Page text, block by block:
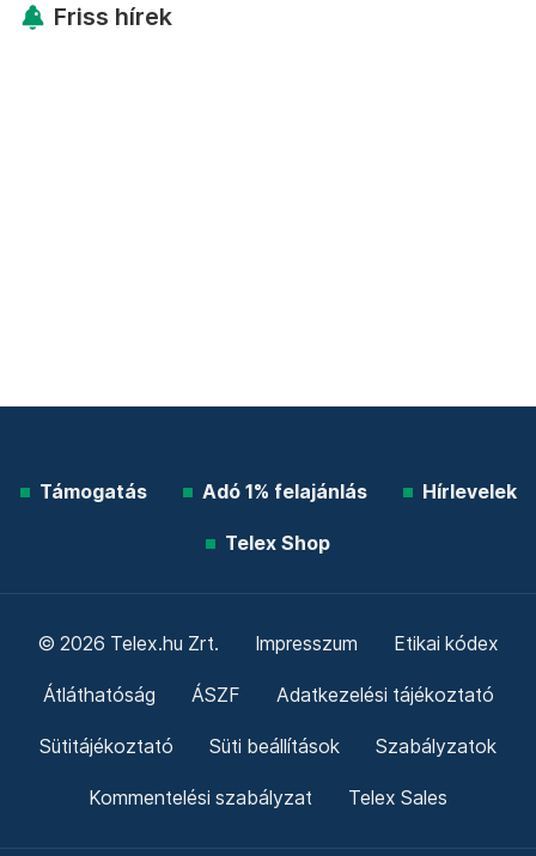
Friss hírek
Támogatás Adó 1% felajánlás Hírlevelek
Telex Shop
© 2026 Telex.hu Zrt. Impresszum Etikai kódex
Átláthatóság ÁSZF Adatkezelési tájékoztató
Sütitájékoztató Süti beállítások Szabályzatok
Kommentelési szabályzat Telex Sales